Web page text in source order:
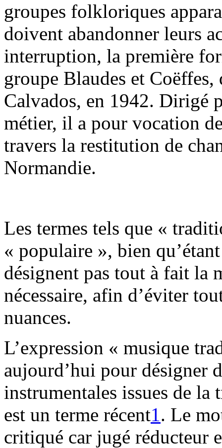
groupes folkloriques
doivent abandonner leurs
interruption, la première
groupe Blaudes et Coëffes,
Calvados, en 1942. Dirigé
métier, il a pour vocation
travers la restitution de
Normandie.
Les termes tels que «
« populaire », bien
désignent pas tout à fait la
nécessaire, afin d’éviter
nuances.
L’expression « musique
aujourd’hui pour désigner
instrumentales issues de
est un terme récent1. Le
critiqué car jugé réducteur